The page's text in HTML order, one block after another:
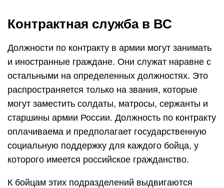
Контрактная служба в ВС
Должности по контракту в армии могут занимать
и иностранные граждане. Они служат наравне с
остальными на определенных должностях. Это
распространяется только на звания, которые
могут заместить солдаты, матросы, сержанты и
старшины армии России. Должность по контракту
оплачиваема и предполагает государственную
социальную поддержку для каждого бойца, у
которого имеется российское гражданство.
К бойцам этих подразделений выдвигаются